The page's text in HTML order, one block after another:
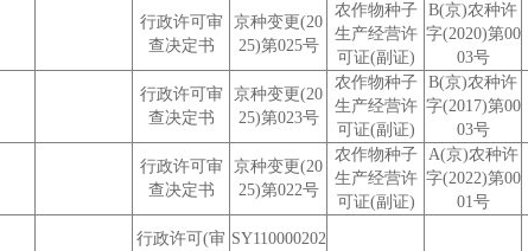
行政许可审
查决定书
京种变更(20
25)第025号
农作物种子
生产经营许
可证(副证)
B(京)农种许
字(2020)第00
03号
行政许可审
查决定书
京种变更(20
25)第023号
农作物种子
生产经营许
可证(副证)
B(京)农种许
字(2017)第00
03号
行政许可审
查决定书
京种变更(20
25)第022号
农作物种子
生产经营许
可证(副证)
A(京)农种许
字(2022)第00
01号
行政许可(审 SY110000202